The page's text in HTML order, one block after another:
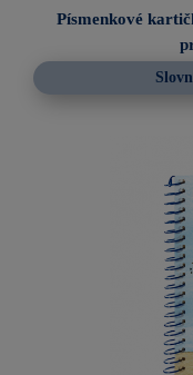
Písmenkové